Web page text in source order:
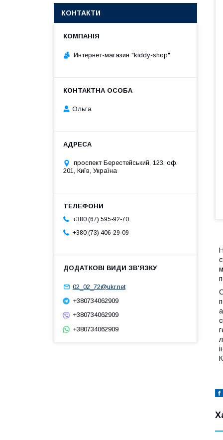
КОНТАКТИ
Интернет-магазин "kiddy-shop"
Ольга
проспект Берестейський, 123, оф.
201, Київ, Україна
+380 (67) 595-92-70
+380 (73) 406-29-09
02_02_72@ukr.net
+380734062909
+380734062909
+380734062909